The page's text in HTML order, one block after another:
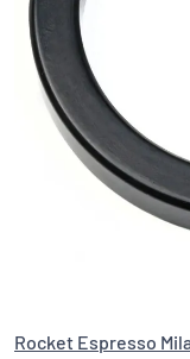
Rocket Espresso